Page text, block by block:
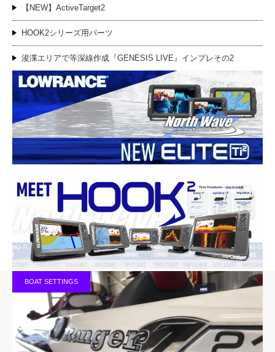
【NEW】ActiveTarget2
HOOK2シリーズ用パーツ
浚渫エリアで等深線作成『GENESIS LIVE』インプレその2
BOAT SETTINGS